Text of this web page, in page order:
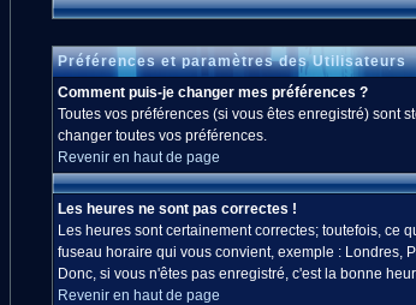
Préférences et paramètres des Utilisateurs
Comment puis-je changer mes préférences ?
Toutes vos préférences (si vous êtes enregistré) sont
changer toutes vos préférences.
Revenir en haut de page
Les heures ne sont pas correctes !
Les heures sont certainement correctes; toutefois, ce
fuseau horaire qui vous convient, exemple : Londres,
Donc, si vous n'êtes pas enregistré, c'est la bonne
Revenir en haut de page